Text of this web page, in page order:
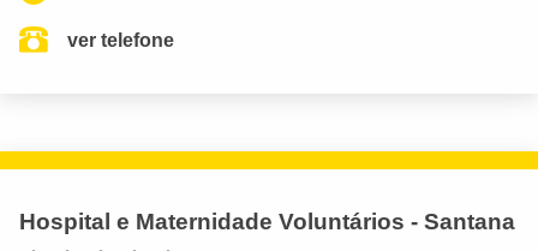
ver telefone
Hospital e Maternidade Voluntários - Santana